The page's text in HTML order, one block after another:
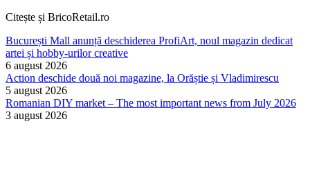
Citește și BricoRetail.ro
București Mall anunță deschiderea ProfiArt, noul magazin dedicat
artei și hobby-urilor creative
6 august 2026
Action deschide două noi magazine, la Orăștie și Vladimirescu
5 august 2026
Romanian DIY market – The most important news from July 2026
3 august 2026